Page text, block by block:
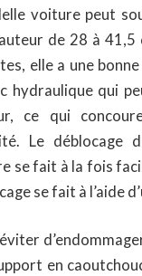
voiture peut
de 28 à 41,5
elle a une
hydraulique qui
ce qui
Le déblocage
se fait à la fois
se fait à l’aide
en